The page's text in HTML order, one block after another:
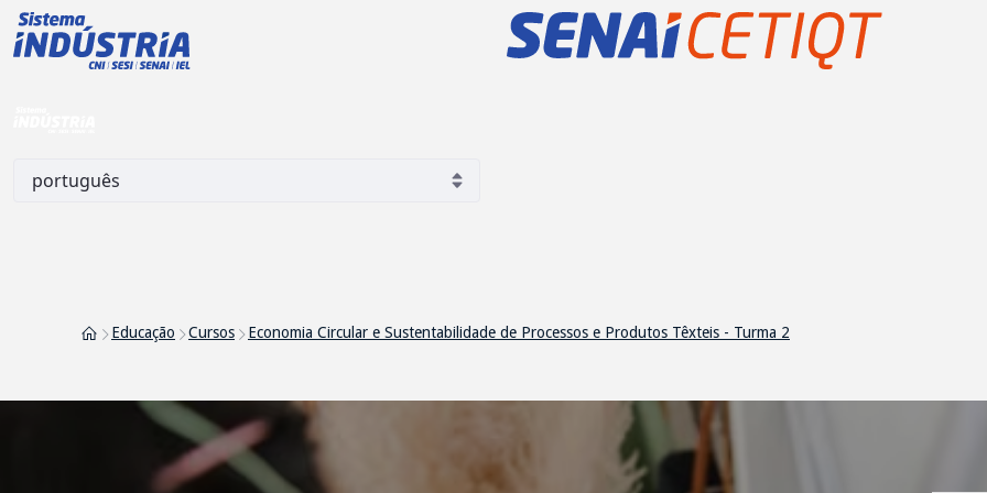
Pular para o Conteúdo principal
Economia Circular e Sustentabilidade de Processos e
Educação Cursos Economia Circular e Sustentabilidade de Processos e Produtos Têxteis - Turma 2